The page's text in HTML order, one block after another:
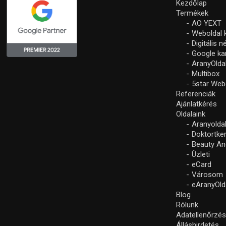
Kezdőlap
Termékek
AO YEXT
Weboldal
Digitális
Google
Multibox
5star
Referenciák
Ajánlatkérés
Oldalaink
Beauty
Üzleti
eCard
Városom
Blog
Rólunk
Adatellenőrzés